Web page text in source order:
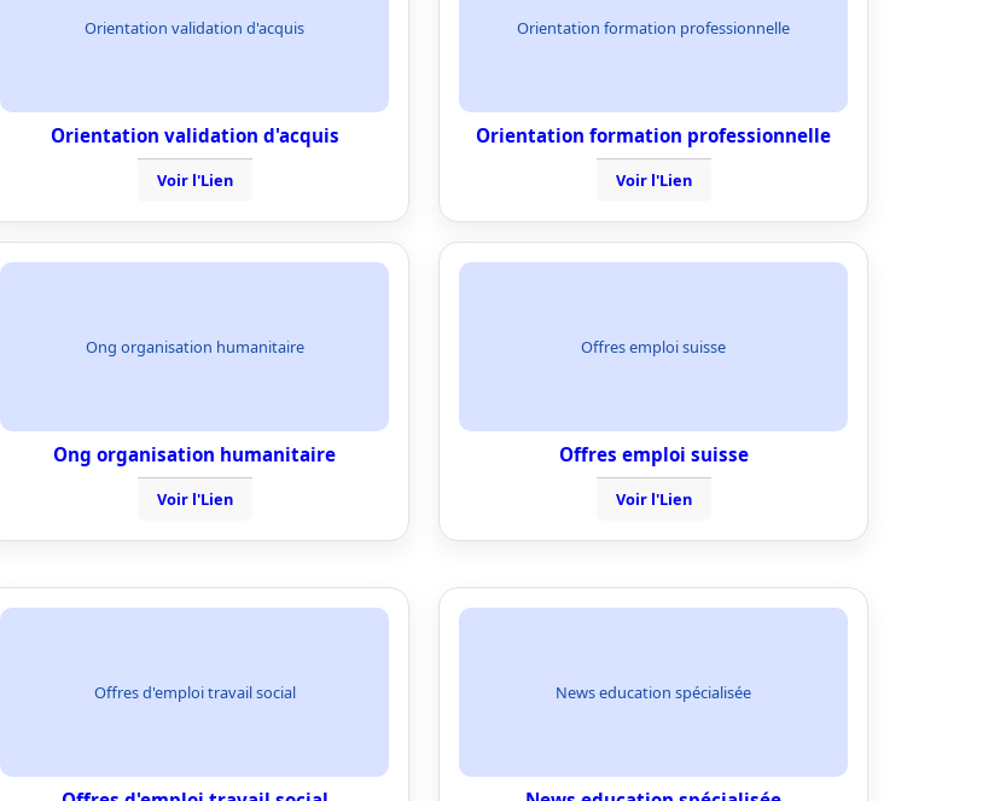
Orientation validation d'acquis
Orientation validation d'acquis
Voir l'Lien
Orientation formation professionnelle
Orientation formation professionnelle
Voir l'Lien
Ong organisation humanitaire
Ong organisation humanitaire
Voir l'Lien
Offres emploi suisse
Offres emploi suisse
Voir l'Lien
Offres d'emploi travail social News education spécialisée